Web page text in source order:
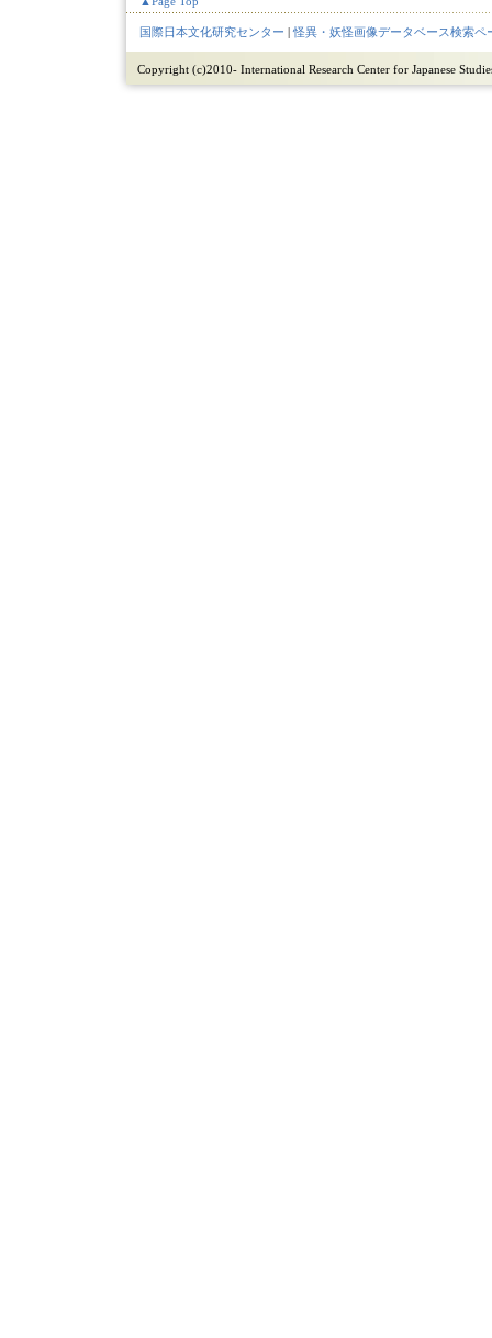
国際日本文化研究センター |怪異・妖怪画像データベース検索ペ
Copyright (c)2010- International Research Center for Japanese